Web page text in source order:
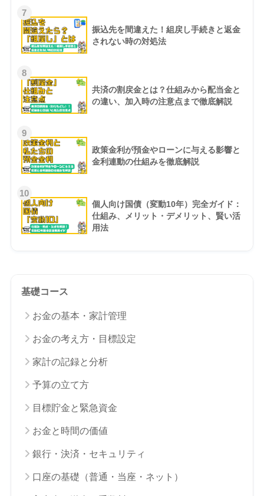
7
振込先を間違えた！組戻し手続きと返金
されない時の対処法
8
共済の割戻金とは？仕組みから配当金と
の違い、加入時の注意点まで徹底解説
9
政策金利が預金やローンに与える影響と
金利連動の仕組みを徹底解説
10
個人向け国債（変動10年）完全ガイド：
仕組み、メリット・デメリット、賢い活
用法
基礎コース
お金の基本・家計管理
お金の考え方・目標設定
家計の記録と分析
予算の立て方
目標貯金と緊急資金
お金と時間の価値
銀行・決済・セキュリティ
口座の基礎（普通・当座・ネット）